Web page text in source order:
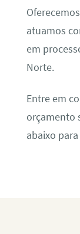
atuamos
em
Norte.
Entre em
orçamento
abaixo